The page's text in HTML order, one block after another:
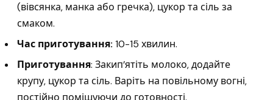
(вівсянка, манка або гречка), цукор та сіль за
смаком.
Час приготування: 10-15 хвилин.
Приготування: Закип’ятіть молоко, додайте
крупу, цукор та сіль. Варіть на повільному вогні,